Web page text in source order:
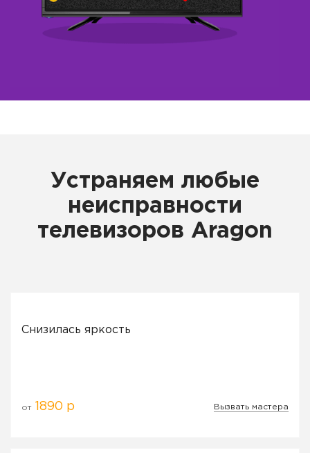
Устраняем любые
неисправности
телевизоров Aragon
Снизилась яркость
от 1890 р Вызвать мастера